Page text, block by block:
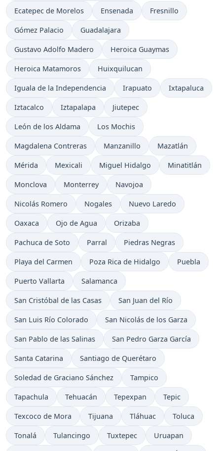
Ecatepec de Morelos Ensenada Fresnillo
Gómez Palacio Guadalajara
Gustavo Adolfo Madero Heroica Guaymas
Heroica Matamoros Huixquilucan
Iguala de la Independencia Irapuato Ixtapaluca
Iztacalco Iztapalapa Jiutepec
León de los Aldama Los Mochis
Magdalena Contreras Manzanillo Mazatlán
Mérida Mexicali Miguel Hidalgo Minatitlán
Monclova Monterrey Navojoa
Nicolás Romero Nogales Nuevo Laredo
Oaxaca Ojo de Agua Orizaba
Pachuca de Soto Parral Piedras Negras
Playa del Carmen Poza Rica de Hidalgo Puebla
Puerto Vallarta Salamanca
San Cristóbal de las Casas San Juan del Río
San Luis Río Colorado San Nicolás de los Garza
San Pablo de las Salinas San Pedro Garza García
Santa Catarina Santiago de Querétaro
Soledad de Graciano Sánchez Tampico
Tapachula Tehuacán Tepexpan Tepic
Texcoco de Mora Tijuana Tláhuac Toluca
Tonalá Tulancingo Tuxtepec Uruapan